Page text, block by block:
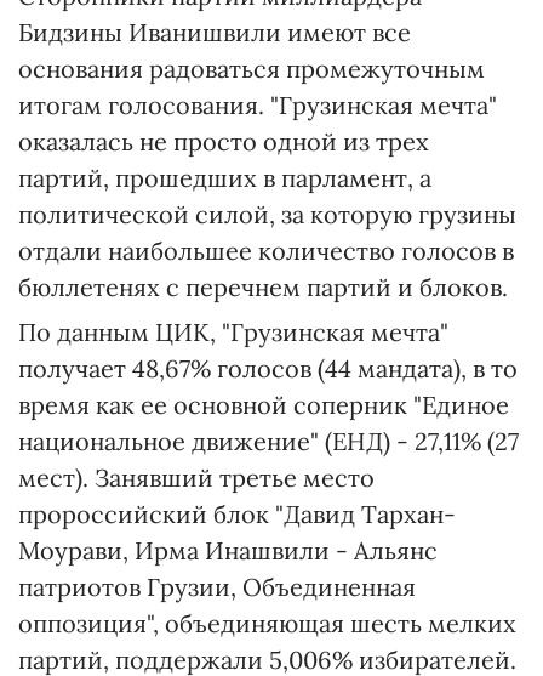
Бидзины Иванишвили имеют все
основания радоваться промежуточным
итогам голосования. "Грузинская мечта"
оказалась не просто одной из трех
партий, прошедших в парламент, а
политической силой, за которую грузины
отдали наибольшее количество голосов в
бюллетенях с перечнем партий и блоков.
По данным ЦИК, "Грузинская мечта"
получает 48,67% голосов (44 мандата), в то
время как ее основной соперник "Единое
национальное движение" (ЕНД) - 27,11% (27
мест). Занявший третье место
пророссийский блок "Давид Тархан-
Моурави, Ирма Инашвили - Альянс
патриотов Грузии, Объединенная
оппозиция", объединяющая шесть мелких
партий, поддержали 5,006% избирателей.